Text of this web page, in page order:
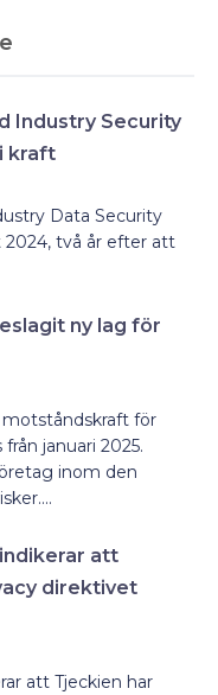
Industry Security
kraft
Data Security
2024, två år efter att
ny lag för
för
januari 2025.
inom den
att
direktivet
att Tjeckien har